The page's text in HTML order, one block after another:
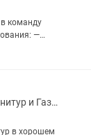
от
—
—...
Продам кухонный гарнитур и Газовую плиту цена договорная
в хорошем